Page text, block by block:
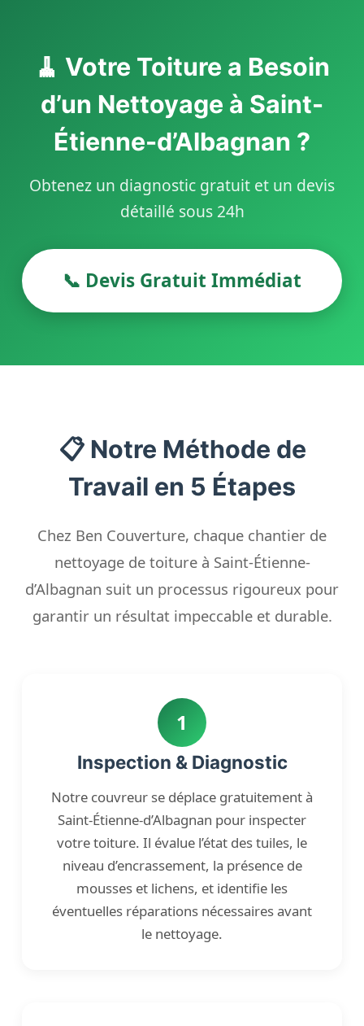
🧹 Votre Toiture a Besoin
d’un Nettoyage à Saint-
Étienne-d’Albagnan ?
Obtenez un diagnostic gratuit et un devis
détaillé sous 24h
📞 Devis Gratuit Immédiat
📋 Notre Méthode de
Travail en 5 Étapes
Chez Ben Couverture, chaque chantier de
nettoyage de toiture à Saint-Étienne-
d’Albagnan suit un processus rigoureux pour
garantir un résultat impeccable et durable.
1
Inspection & Diagnostic
Notre couvreur se déplace gratuitement à
Saint-Étienne-d’Albagnan pour inspecter
votre toiture. Il évalue l’état des tuiles, le
niveau d’encrassement, la présence de
mousses et lichens, et identifie les
éventuelles réparations nécessaires avant
le nettoyage.